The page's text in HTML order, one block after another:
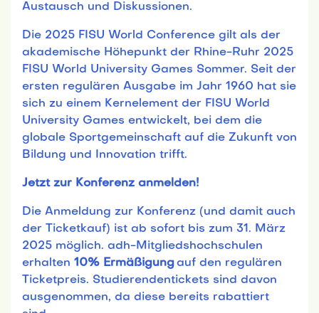
Austausch und Diskussionen.
Die 2025 FISU World Conference gilt als der
akademische Höhepunkt der Rhine-Ruhr 2025
FISU World University Games Sommer. Seit der
ersten regulären Ausgabe im Jahr 1960 hat sie
sich zu einem Kernelement der FISU World
University Games entwickelt, bei dem die
globale Sportgemeinschaft auf die Zukunft von
Bildung und Innovation trifft.
Jetzt zur Konferenz anmelden!
Die Anmeldung zur Konferenz (und damit auch
der Ticketkauf) ist ab sofort bis zum 31. März
2025 möglich. adh-Mitgliedshochschulen
erhalten 10% Ermäßigungauf den regulären
Ticketpreis. Studierendentickets sind davon
ausgenommen, da diese bereits rabattiert